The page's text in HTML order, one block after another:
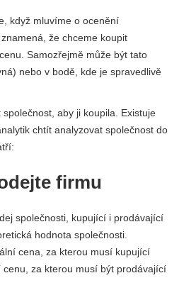
když mluvíme o ocenění
že chceme koupit
Samozřejmě může být tato
nebo v bodě, kde je spravedlivě
aby ji koupila. Existuje
chtít analyzovat společnost do
firmu
společnosti, kupující i prodávající
hodnota společnosti.
cena, za kterou musí kupující
za kterou musí být prodávající